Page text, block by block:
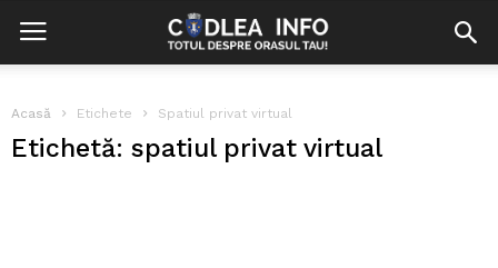
Acasă Etichete Spatiul privat virtual
Etichetă: spatiul privat virtual